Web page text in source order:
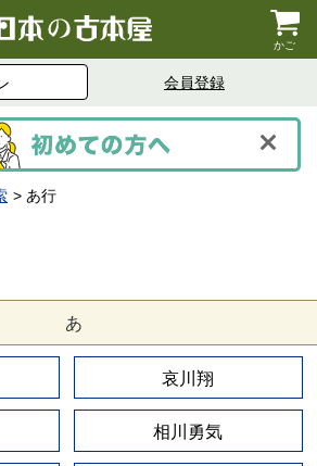
かご
会員登録
あ行
あ
哀川翔
相川勇気